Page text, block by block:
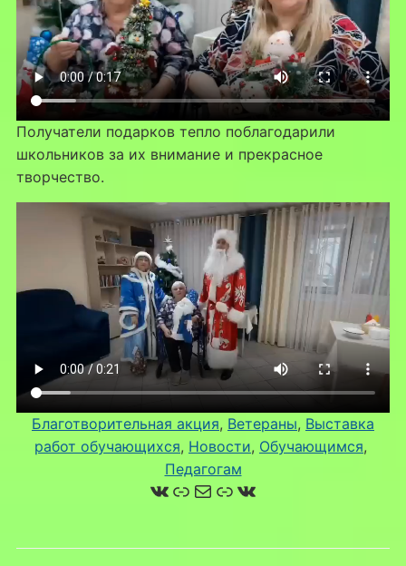
Получатели подарков тепло поблагодарили
школьников за их внимание и прекрасное
творчество.
Благотворительная акция, Ветераны, Выставка
работ обучающихся, Новости, Обучающимся
Педагогам
ВКонтакте
Ссылка
Почта
Ссылка
ВКонтакте